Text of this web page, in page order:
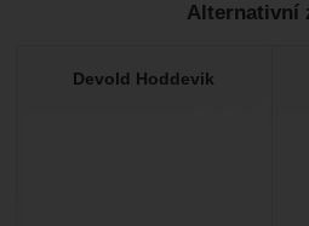
Alternativní
Devold Hoddevik